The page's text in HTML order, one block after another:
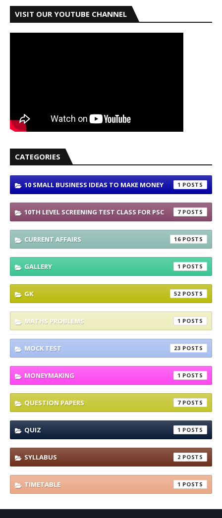
VISIT OUR YOUTUBE CHANNEL
CATEGORIES
10 SMALL BUSINESS IDEAS TO MAKE MONEY 1
10TH LEVEL SCREENING TEST CLASS FOR PSC 7
CURRENT AFFAIRS 16
GALLERY 1
GK 52
MATHS PROBLEMS 1
MOCK TEST 23
MONEYMAKING 1
QUESTION PAPERS 7
QUIZ 1
SYLLABUS 2
TIMETABLE 1